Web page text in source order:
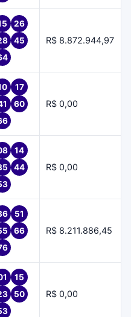
26
45
R$ 8.872.944,97
17
60
R$ 0,00
14
44
R$ 0,00
51
66
R$ 8.211.886,45
15
50
R$ 0,00